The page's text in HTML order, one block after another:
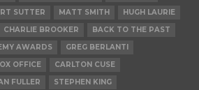
SUTTER MATT SMITH
HUGH LAURIE
CHARLIE BROOKER
BACK TO THE PAST
AWARDS
GREG BERLANTI
OFFICE
CARLTON CUSE
FULLER
STEPHEN KING